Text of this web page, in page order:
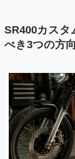
SR400カスタ
べき3つの方